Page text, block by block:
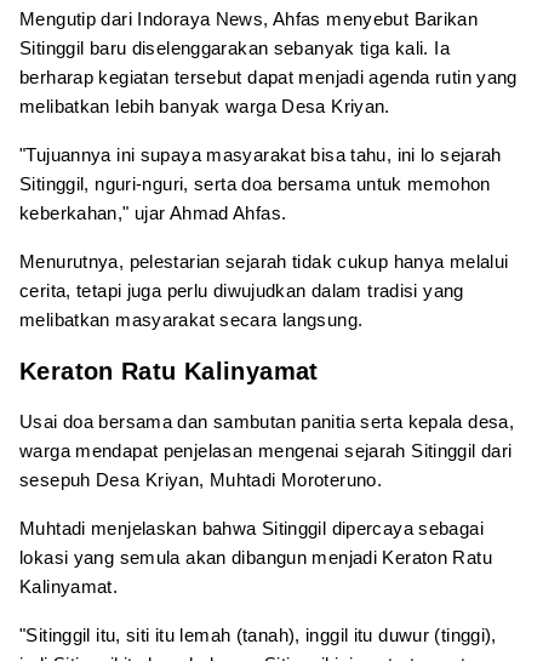
Mengutip dari Indoraya News, Ahfas menyebut Barikan
Sitinggil baru diselenggarakan sebanyak tiga kali. Ia
berharap kegiatan tersebut dapat menjadi agenda rutin yang
melibatkan lebih banyak warga Desa Kriyan.
"Tujuannya ini supaya masyarakat bisa tahu, ini lo sejarah
Sitinggil, nguri-nguri, serta doa bersama untuk memohon
keberkahan," ujar Ahmad Ahfas.
Menurutnya, pelestarian sejarah tidak cukup hanya melalui
cerita, tetapi juga perlu diwujudkan dalam tradisi yang
melibatkan masyarakat secara langsung.
Keraton Ratu Kalinyamat
Usai doa bersama dan sambutan panitia serta kepala desa,
warga mendapat penjelasan mengenai sejarah Sitinggil dari
sesepuh Desa Kriyan, Muhtadi Moroteruno.
Muhtadi menjelaskan bahwa Sitinggil dipercaya sebagai
lokasi yang semula akan dibangun menjadi Keraton Ratu
Kalinyamat.
"Sitinggil itu, siti itu lemah (tanah), inggil itu duwur (tinggi),